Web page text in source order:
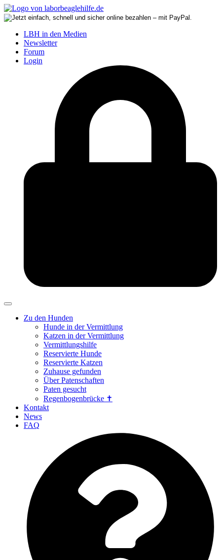
LBH in den Medien
Newsletter
Forum
Login
Zu den Hunden
Hunde in der Vermittlung
Katzen in der Vermittlung
Vermittlungshilfe
Reservierte Hunde
Reservierte Katzen
Zuhause gefunden
Über Patenschaften
Paten gesucht
Regenbogenbrücke ✝
Kontakt
News
FAQ